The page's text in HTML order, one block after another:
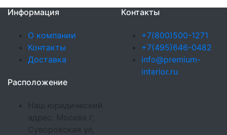
Информация
О компании
Контакты
Доставка
Контакты
+7(800)500-1271
+7(495)646-0482
info@premium-
interior.ru
Расположение
Наш юридический
адрес: Москва г,
Суворовская ул,